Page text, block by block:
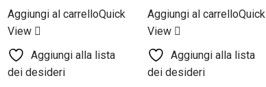
Aggiungi al carrelloQuick
View
Aggiungi alla lista
dei desideri
Aggiungi al carrelloQuick
View
Aggiungi alla lista
dei desideri